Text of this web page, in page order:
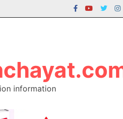
information